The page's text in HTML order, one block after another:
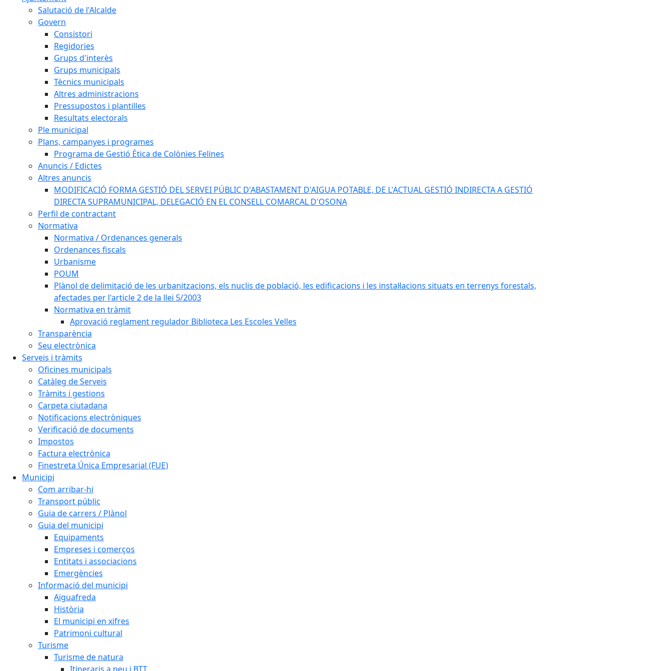
Salutació de l'Alcalde
Govern
Consistori
Regidories
Grups d'interès
Grups municipals
Tècnics municipals
Altres administracions
Pressupostos i plantilles
Resultats electorals
Ple municipal
Plans, campanyes i programes
Programa de Gestió Ètica de Colònies Felines
Anuncis / Edictes
Altres anuncis
MODIFICACIÓ FORMA GESTIÓ DEL SERVEI PÚBLIC D'ABASTAMENT D'AIGUA POTABLE, DE L'ACTUAL GESTIÓ INDIRECTA A GESTIÓ
DIRECTA SUPRAMUNICIPAL, DELEGACIÓ EN EL CONSELL COMARCAL D'OSONA
Perfil de contractant
Normativa
Normativa / Ordenances generals
Ordenances fiscals
Urbanisme
POUM
Plànol de delimitació de les urbanitzacions, els nuclis de població, les edificacions i les instal·lacions situats en terrenys forestals,
afectades per l'article 2 de la llei 5/2003
Normativa en tràmit
Aprovació reglament regulador Biblioteca Les Escoles Velles
Transparència
Seu electrònica
Serveis i tràmits
Oficines municipals
Catàleg de Serveis
Tràmits i gestions
Carpeta ciutadana
Notificacions electròniques
Verificació de documents
Impostos
Factura electrònica
Finestreta Única Empresarial (FUE)
Municipi
Com arribar-hi
Transport públic
Guia de carrers / Plànol
Guia del municipi
Equipaments
Empreses i comerços
Entitats i associacions
Emergències
Informació del municipi
Aiguafreda
Història
El municipi en xifres
Patrimoni cultural
Turisme
Turisme de natura